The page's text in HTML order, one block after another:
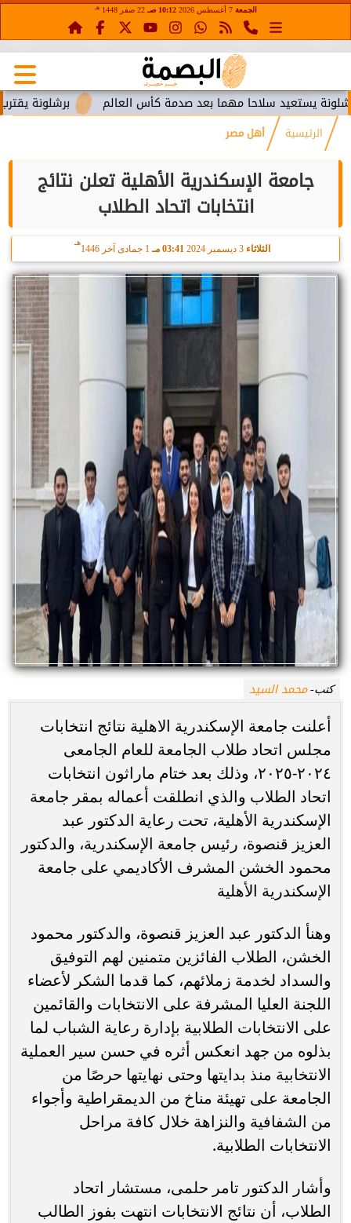
الجمعة 7 أغسطس 2026 10:12 صـ 22 صفر 1448 هـ
برشلونة يقترب من سلاحا مهما بعد صدمة كأس العالم
الرئيسية أهل مصر
جامعة الإسكندرية الأهلية تعلن نتائج
انتخابات اتحاد الطلاب
الثلاثاء 03:41 مـ 1 جمادى آخر 1446
هـ
كتب-محمد السيد
أعلنت جامعة الإسكندرية الاهلية نتائج انتخابات
مجلس اتحاد طلاب الجامعة للعام الجامعى
٢٠٢٤-٢٠٢٥، وذلك بعد ختام ماراثون انتخابات
اتحاد الطلاب والذي انطلقت أعماله بمقر جامعة
الإسكندرية الأهلية، تحت رعاية الدكتور عبد
العزيز قنصوة، رئيس جامعة الإسكندرية، والدكتور
محمود الخشن المشرف الأكاديمي على جامعة
الإسكندرية الأهلية
وهنأ الدكتور عبد العزيز قنصوة، والدكتور محمود
الخشن، الطلاب الفائزين متمنين لهم التوفيق
والسداد لخدمة زملائهم، كما قدما الشكر لأعضاء
اللجنة العليا المشرفة على الانتخابات والقائمين
على الانتخابات الطلابية بإدارة رعاية الشباب لما
بذلوه من جهد انعكس أثره في حسن سير العملية
الانتخابية منذ بدايتها وحتى نهايتها حرصًا من
الجامعة على تهيئة مناخ من الديمقراطية وأجواء
من الشفافية والنزاهة خلال كافة مراحل
الانتخابات الطلابية.
وأشار الدكتور تامر حلمى، مستشار اتحاد
الطلاب، أن نتائج الانتخابات انتهت بفوز الطالب